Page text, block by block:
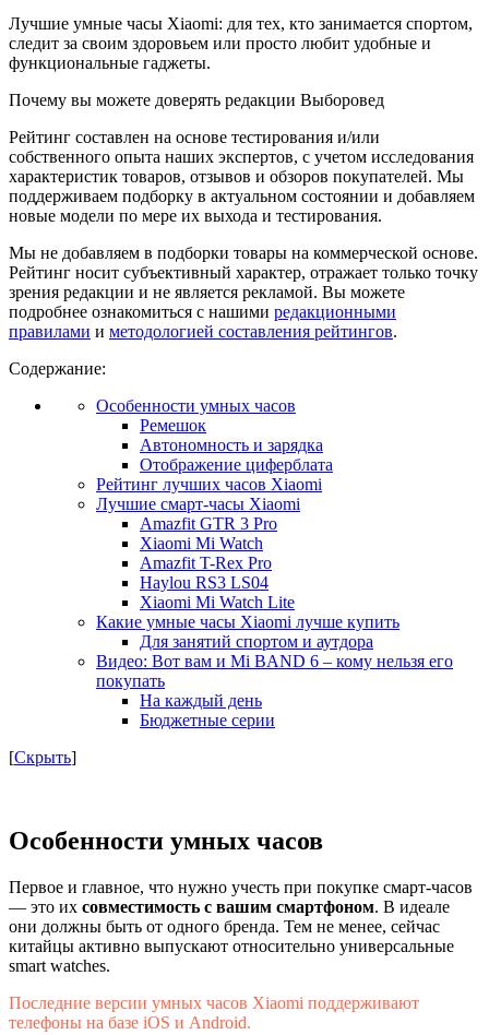
Лучшие умные часы Xiaomi: для тех, кто занимается спортом,
следит за своим здоровьем или просто любит удобные и
функциональные гаджеты.
Почему вы можете доверять редакции Выборовед
Рейтинг составлен на основе тестирования и/или
собственного опыта наших экспертов, с учетом исследования
характеристик товаров, отзывов и обзоров покупателей. Мы
поддерживаем подборку в актуальном состоянии и добавляем
новые модели по мере их выхода и тестирования.
Мы не добавляем в подборки товары на коммерческой основе.
Рейтинг носит субъективный характер, отражает только точку
зрения редакции и не является рекламой. Вы можете
подробнее ознакомиться с нашими редакционными
правилами и методологией составления рейтингов.
Содержание:
Особенности умных часов
Ремешок
Автономность и зарядка
Отображение циферблата
Рейтинг лучших часов Xiaomi
Лучшие смарт-часы Xiaomi
Amazfit GTR 3 Pro
Xiaomi Mi Watch
Amazfit T-Rex Pro
Haylou RS3 LS04
Xiaomi Mi Watch Lite
Какие умные часы Xiaomi лучше купить
Для занятий спортом и аутдора
Видео: Вот вам и Mi BAND 6 – кому нельзя его
покупать
На каждый день
Бюджетные серии
[Скрыть]
Особенности умных часов
Первое и главное, что нужно учесть при покупке смарт-часов
— это их совместимость с вашим смартфоном. В идеале
они должны быть от одного бренда. Тем не менее, сейчас
китайцы активно выпускают относительно универсальные
smart watches.
Последние версии умных часов Xiaomi поддерживают
телефоны на базе iOS и Android.